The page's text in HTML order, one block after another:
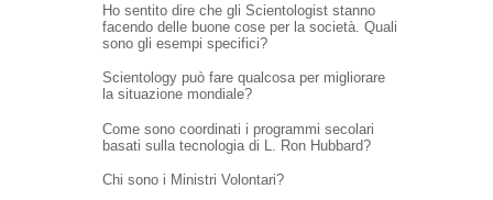
Ho sentito dire che gli Scientologist stanno
facendo delle buone cose per la società. Quali
sono gli esempi specifici?
Scientology può fare qualcosa per migliorare
la situazione mondiale?
Come sono coordinati i programmi secolari
basati sulla tecnologia di L. Ron Hubbard?
Chi sono i Ministri Volontari?